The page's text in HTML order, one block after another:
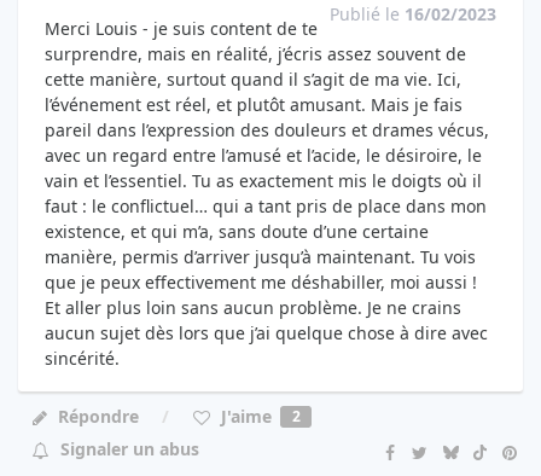
Publié le 16/02/2023
Merci Louis - je suis content de te
surprendre, mais en réalité, j’écris assez souvent de
cette manière, surtout quand il s’agit de ma vie. Ici,
l’événement est réel, et plutôt amusant. Mais je fais
pareil dans l’expression des douleurs et drames vécus,
avec un regard entre l’amusé et l’acide, le désiroire, le
vain et l’essentiel. Tu as exactement mis le doigts où il
faut : le conflictuel… qui a tant pris de place dans mon
existence, et qui m’a, sans doute d’une certaine
manière, permis d’arriver jusqu’à maintenant. Tu vois
que je peux effectivement me déshabiller, moi aussi !
Et aller plus loin sans aucun problème. Je ne crains
aucun sujet dès lors que j’ai quelque chose à dire avec
sincérité.
Répondre J'aime 2
Signaler un abus